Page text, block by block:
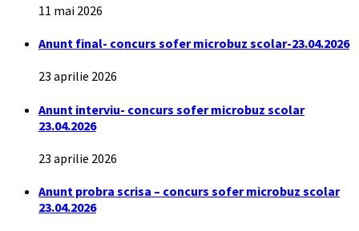
11 mai 2026
Anunt final- concurs sofer microbuz scolar-23.04.2026
23 aprilie 2026
Anunt interviu- concurs sofer microbuz scolar
23.04.2026
23 aprilie 2026
Anunt probra scrisa – concurs sofer microbuz scolar
23.04.2026